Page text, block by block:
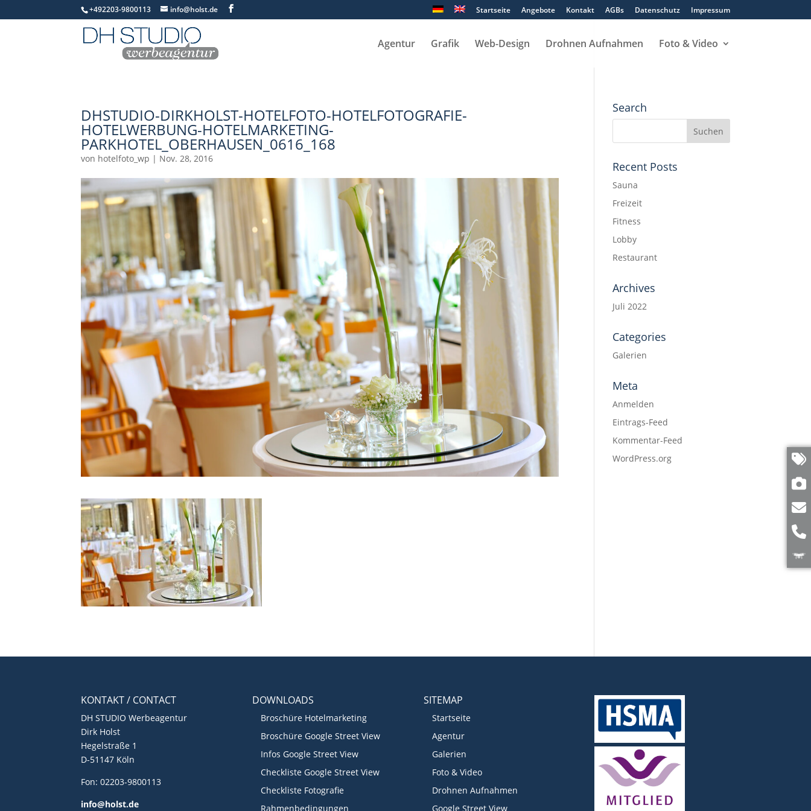
+492203-9800113 info@holst.de Startseite Angebote Kontakt AGBs Datenschutz Impressum
Agentur Grafik Web-Design Drohnen Aufnahmen Foto & Video
DHSTUDIO-DIRKHOLST-HOTELFOTO-HOTELFOTOGRAFIE-
HOTELWERBUNG-HOTELMARKETING-
PARKHOTEL_OBERHAUSEN_0616_168
von hotelfoto_wp | Nov. 28, 2016
Search
Recent Posts
Sauna
Freizeit
Fitness
Lobby
Restaurant
Archives
Juli 2022
Categories
Galerien
Meta
Anmelden
Eintrags-Feed
Kommentar-Feed
WordPress.org
KONTAKT / CONTACT
DH STUDIO Werbeagentur
Dirk Holst
Hegelstraße 1
D-51147 Köln
Fon: 02203-9800113
info@holst.de
DOWNLOADS
Broschüre Hotelmarketing
Broschüre Google Street View
Infos Google Street View
Checkliste Google Street View
Checkliste Fotografie
Rahmenbedingungen
SITEMAP
Startseite
Agentur
Galerien
Foto & Video
Drohnen Aufnahmen
Google Street View